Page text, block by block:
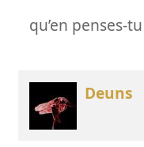
qu’en penses-
Deuns